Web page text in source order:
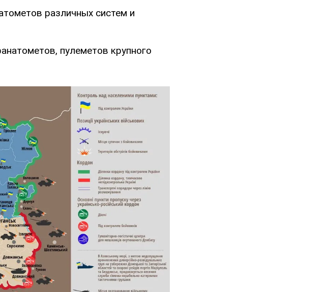
различных систем и
пулеметов крупного